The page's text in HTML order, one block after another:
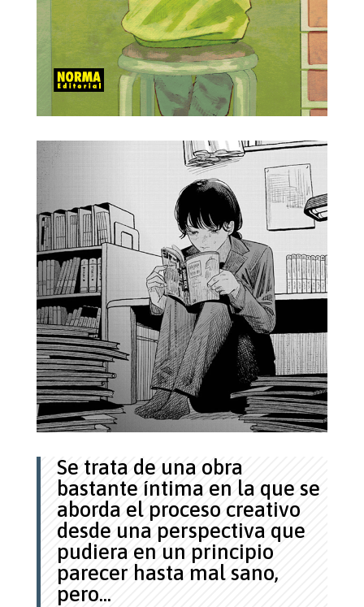
Se trata de una obra
bastante íntima en la que se
aborda el proceso creativo
desde una perspectiva que
pudiera en un principio
parecer hasta mal sano,
pero...